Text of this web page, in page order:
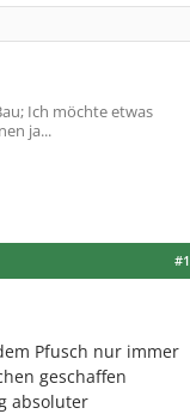
Ich möchte etwas
ja...
#1
Pfusch nur immer
geschaffen
absoluter